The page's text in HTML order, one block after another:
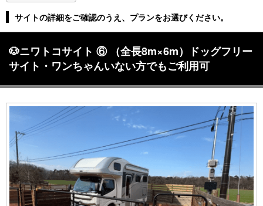
サイトの詳細をご確認のうえ、プランをお選びください。
🐶ニワトコサイト ⑥ （全長8m×6m）ドッグフリー
サイト・ワンちゃんいない方でもご利用可